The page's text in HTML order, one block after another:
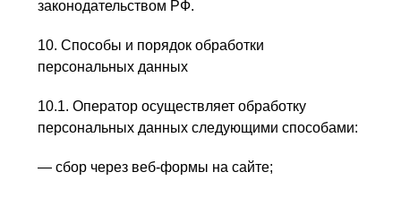
законодательством РФ.
10. Способы и порядок обработки
персональных данных
10.1. Оператор осуществляет обработку
персональных данных следующими способами:
— сбор через веб-формы на сайте;